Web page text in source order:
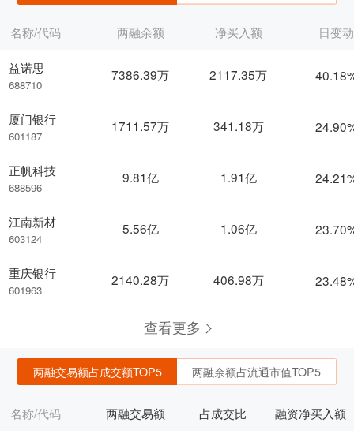
名称/代码
益诺思
688710
厦门银行
601187
正帆科技
688596
江南新材
603124
重庆银行
601963
两融余额 净买入额 日变动
7386.39万 2117.35万
1711.57万 341.18万
9.81亿 1.91亿
5.56亿 1.06亿
2140.28万 406.98万
查看更多
两融交易额占成交额TOP5 两融余额占流通市值TOP5
名称/代码 两融交易额 占成交比 融资净买入额